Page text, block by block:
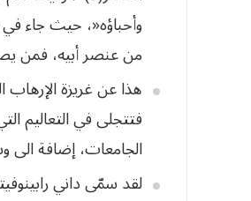
وأحباؤه«، حيث جاء
منعنصرأبيه، فمن
هذا عن غريزة الإرهاب
فتتجلى في التعاليم
الجامعات، إضافة الى
لقد سمّى داني